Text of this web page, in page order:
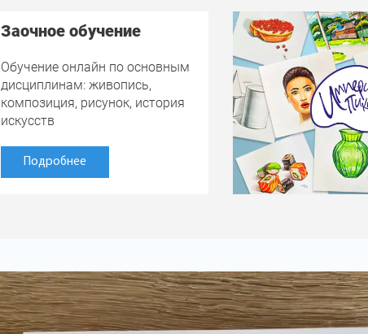
Заочное обучение
Обучение онлайн по основным
дисциплинам: живопись,
композиция, рисунок, история
искусств
Подробнее